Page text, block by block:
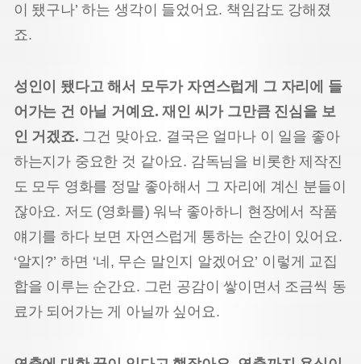
이 됐구나’ 하는 생각이 들었어요. 책임감도 강해졌
죠.
성인이 됐다고 해서 모두가 자연스럽게 그 자리에 들
어가는 건 아닐 거예요. 재인 씨가 그만큼 진심을 보
인 거겠죠. 그건 맞아요. 결국은 얼마나 이 일을 좋아
하는지가 중요한 것 같아요. 감독님을 비롯한 제작진
도 모두 영화를 정말 좋아해서 그 자리에 계신 분들이
잖아요. 저도 (영화를) 워낙 좋아하니 현장에서 작품
얘기를 하다 보면 자연스럽게 통하는 순간이 있어요.
‘알지?’ 하면 ‘네, 무슨 말인지 알겠어요’ 이렇게 교집
합을 이루는 순간요. 그런 공감이 쌓이면서 조금씩 동
료가 되어가는 게 아닐까 싶어요.